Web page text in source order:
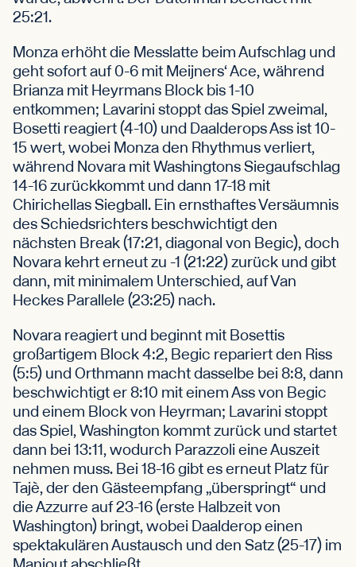
25:21.
Monza erhöht die Messlatte beim Aufschlag und
geht sofort auf 0-6 mit Meijners‘ Ace, während
Brianza mit Heyrmans Block bis 1-10
entkommen; Lavarini stoppt das Spiel zweimal,
Bosetti reagiert (4-10) und Daalderops Ass ist 10-
15 wert, wobei Monza den Rhythmus verliert,
während Novara mit Washingtons Siegaufschlag
14-16 zurückkommt und dann 17-18 mit
Chirichellas Siegball. Ein ernsthaftes Versäumnis
des Schiedsrichters beschwichtigt den
nächsten Break (17:21, diagonal von Begic), doch
Novara kehrt erneut zu -1 (21:22) zurück und gibt
dann, mit minimalem Unterschied, auf Van
Heckes Parallele (23:25) nach.
Novara reagiert und beginnt mit Bosettis
großartigem Block 4:2, Begic repariert den Riss
(5:5) und Orthmann macht dasselbe bei 8:8, dann
beschwichtigt er 8:10 mit einem Ass von Begic
und einem Block von Heyrman; Lavarini stoppt
das Spiel, Washington kommt zurück und startet
dann bei 13:11, wodurch Parazzoli eine Auszeit
nehmen muss. Bei 18-16 gibt es erneut Platz für
Tajè, der den Gästeempfang „überspringt“ und
die Azzurre auf 23-16 (erste Halbzeit von
Washington) bringt, wobei Daalderop einen
spektakulären Austausch und den Satz (25-17) im